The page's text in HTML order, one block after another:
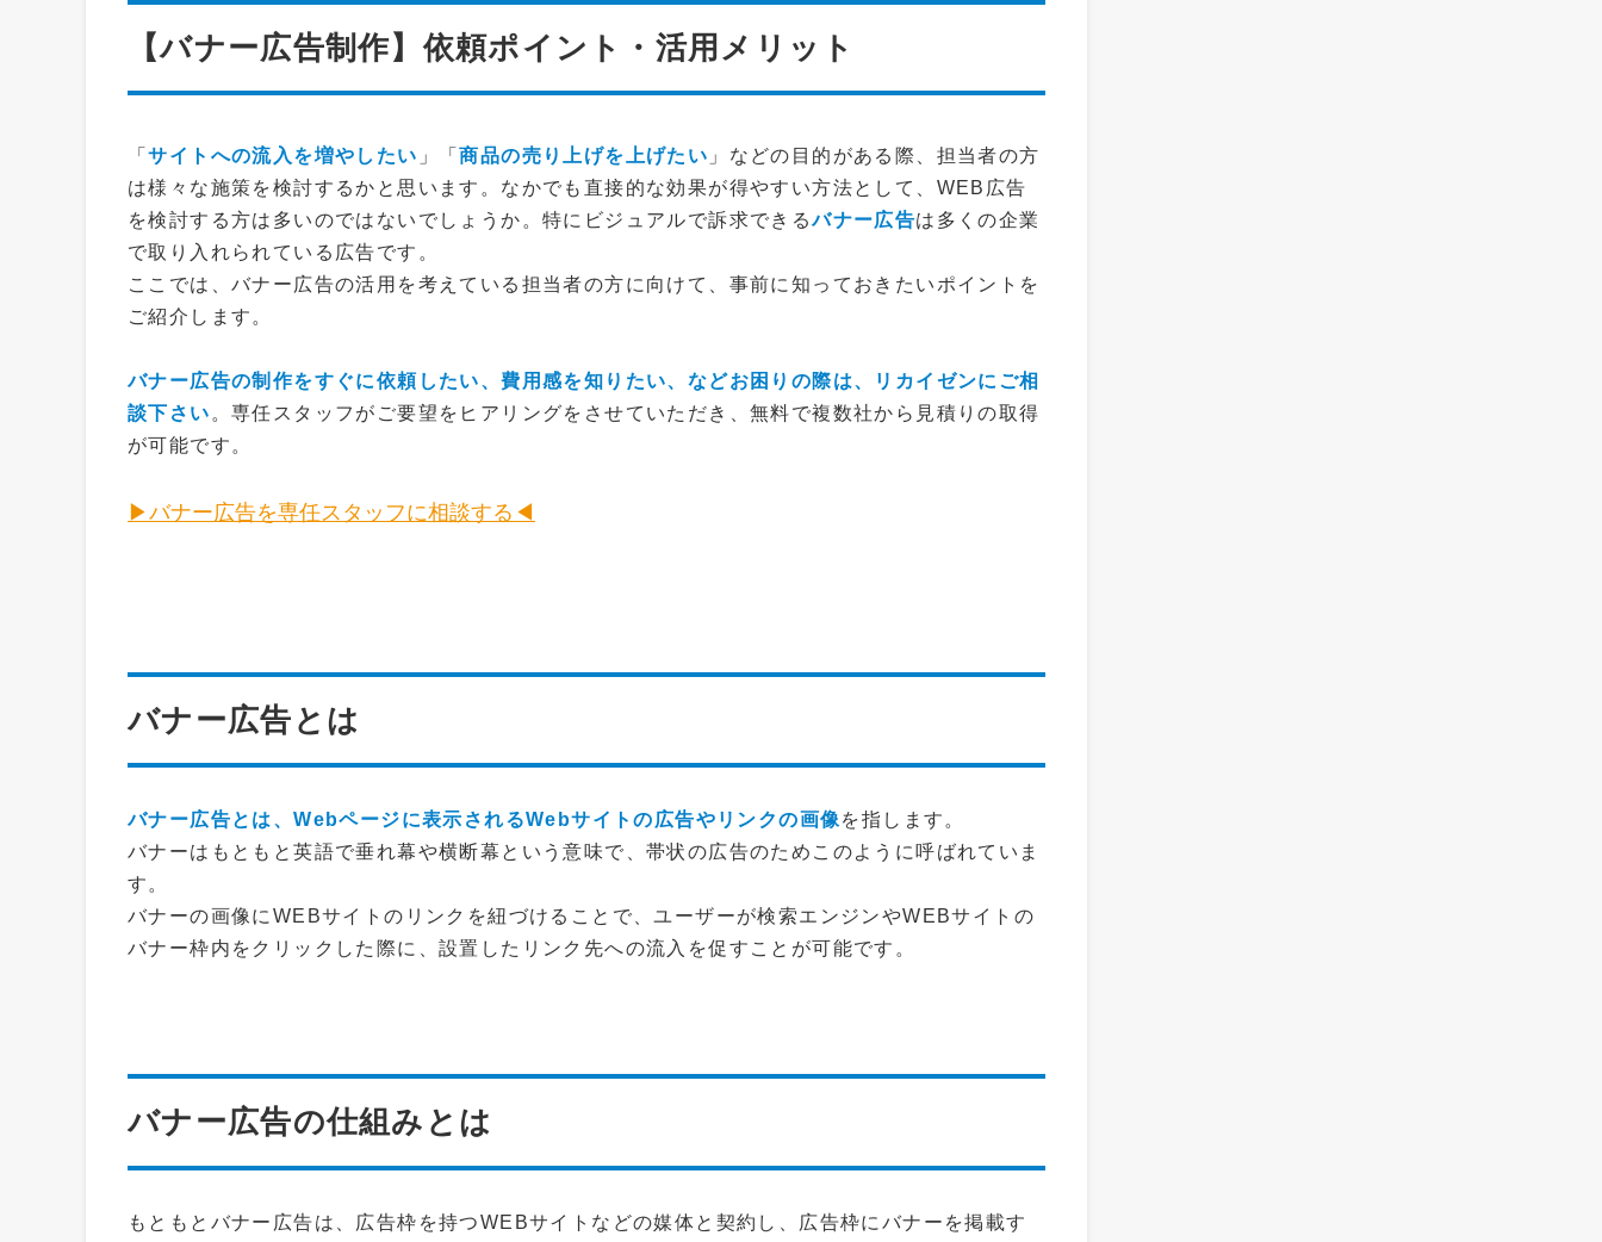
【バナー広告制作】依頼ポイント・活用メリット
「サイトへの流入を増やしたい 」「商品の売り上げを上げたい 」などの目的がある際、担当者の方
は様々な施策を検討するかと思います。なかでも直接的な効果が得やすい方法として、WEB広告
を検討する方は多いのではないでしょうか。特にビジュアルで訴求できるバナー広告は多くの企業
で取り入れられている広告です。
ここでは、バナー広告の活用を考えている担当者の方に向けて、事前に知っておきたいポイントを
ご紹介します。
バナー広告の制作をすぐに依頼したい、費用感を知りたい、などお困りの際は、リカイゼンにご相
談下さい 。専任スタッフがご要望をヒアリングをさせていただき、無料で複数社から見積りの取得
が可能です。
▶バナー広告を専任スタッフに相談する◀
バナー広告とは
バナー広告とは、Webページに表示されるWebサイトの広告やリンクの画像 を指します。
バナーはもともと英語で垂れ幕や横断幕という意味で、帯状の広告のためこのように呼ばれていま
す。
バナーの画像にWEBサイトのリンクを紐づけることで、ユーザーが検索エンジンやWEBサイトの
バナー枠内をクリックした際に、設置したリンク先への流入を促すことが可能です。
バナー広告の仕組みとは
もともとバナー広告は、広告枠を持つWEBサイトなどの媒体と契約し、広告枠にバナーを掲載す